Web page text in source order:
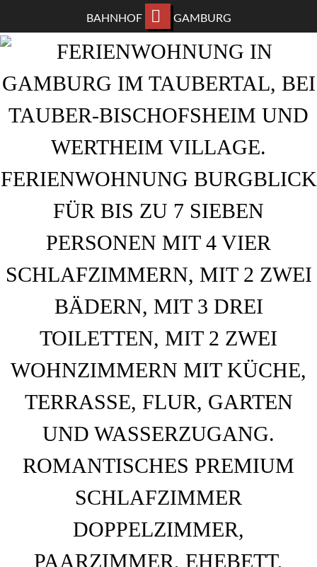
ZUM
HAUPTINHALT
WECHSELN
BAHNHOF GAMBURG